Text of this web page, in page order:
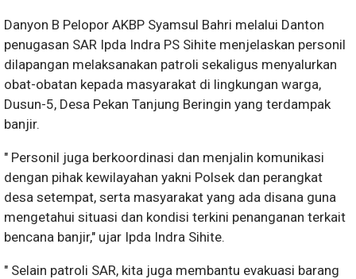
Danyon B Pelopor AKBP Syamsul Bahri melalui Danton
penugasan SAR Ipda Indra PS Sihite menjelaskan personil
dilapangan melaksanakan patroli sekaligus menyalurkan
obat-obatan kepada masyarakat di lingkungan warga,
Dusun-5, Desa Pekan Tanjung Beringin yang terdampak
banjir.
" Personil juga berkoordinasi dan menjalin komunikasi
dengan pihak kewilayahan yakni Polsek dan perangkat
desa setempat, serta masyarakat yang ada disana guna
mengetahui situasi dan kondisi terkini penanganan terkait
bencana banjir," ujar Ipda Indra Sihite.
" Selain patroli SAR, kita juga membantu evakuasi barang